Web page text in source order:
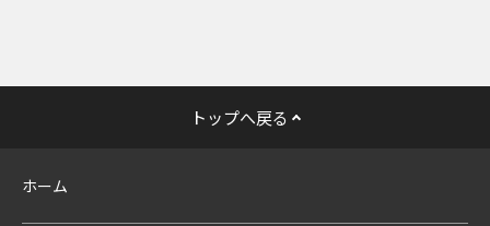
トップへ戻る
ホーム